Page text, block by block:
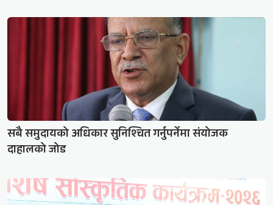
सबै समुदायको अधिकार सुनिश्चित गर्नुपर्नेमा संयोजक
दाहालको जोड